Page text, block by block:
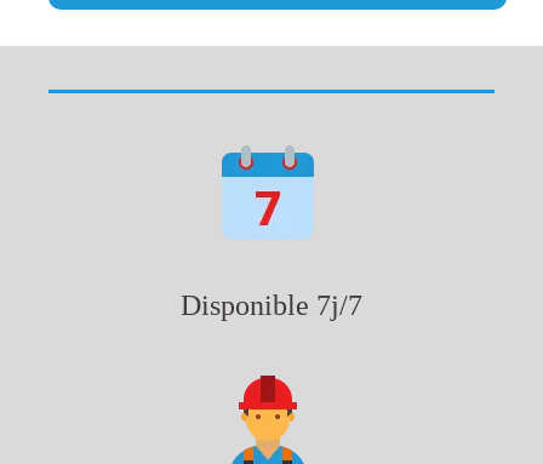
Disponible 7j/7